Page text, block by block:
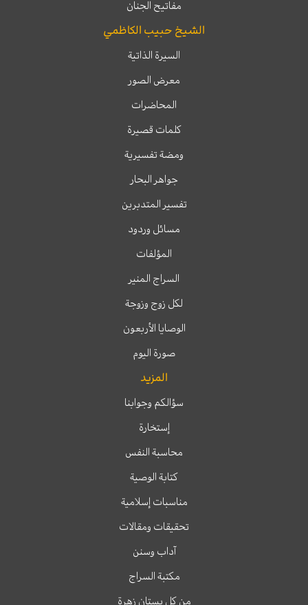
مفاتيح الجنان
الشيخ حبيب الكاظمي
السيرة الذاتية
معرض الصور
المحاضرات
كلمات قصيرة
ومضة تفسيرية
جواهر البحار
تفسير المتدبرين
مسائل وردود
المؤلفات
السراج المنير
لكل زوج وزوجة
الوصايا الأربعون
صورة اليوم
المزيد
سؤالكم وجوابنا
إستخارة
محاسبة النفس
كتابة الوصية
مناسبات إسلامية
تحقيقات ومقالات
آداب وسنن
مكتبة السراج
من كل بستان زهرة